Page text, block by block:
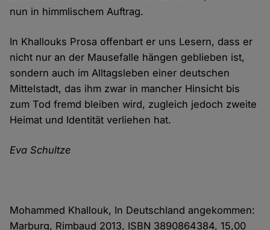
nun in himmlischem Auftrag.
In Khallouks Prosa offenbart er uns Lesern, dass er
nicht nur an der Mausefalle hängen geblieben ist,
sondern auch im Alltagsleben einer deutschen
Mittelstadt, das ihm zwar in mancher Hinsicht bis
zum Tod fremd bleiben wird, zugleich jedoch zweite
Heimat und Identität verliehen hat.
Eva Schultze
Mohammed Khallouk, In Deutschland angekommen:
Marburg, Rimbaud 2013, ISBN 3890864384, 15,00